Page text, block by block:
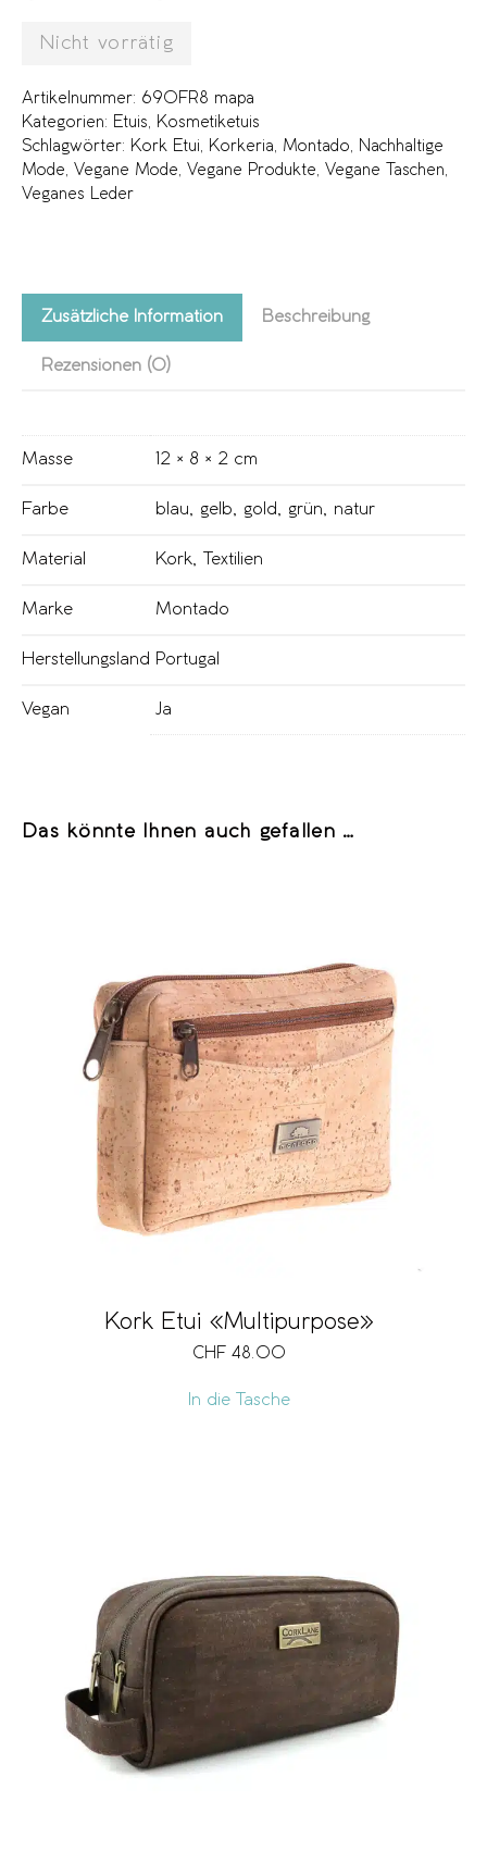
Nicht vorrätig
Artikelnummer: 690FR8 mapa
Kategorien: Etuis, Kosmetiketuis
Schlagwörter: Kork Etui, Korkeria, Montado,
Nachhaltige
Mode, Vegane Mode, Vegane Produkte, Vegane Taschen,
Veganes Leder
Zusätzliche Information Beschreibung
Rezensionen (0)
Masse 12 × 8 × 2 cm
Farbe blau, gelb, gold, grün, natur
Material Kork, Textilien
Marke Montado
Herstellungsland Portugal
Vegan Ja
Das könnte Ihnen auch gefallen …
Kork Etui «Multipurpose»
CHF 48.00
In die Tasche